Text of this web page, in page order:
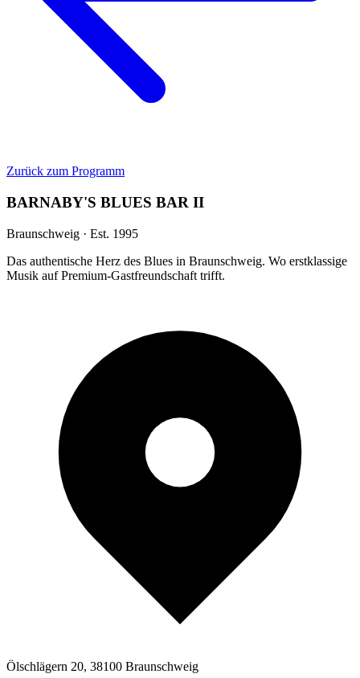
Zurück zum Programm
BARNABY'S BLUES BAR II
Braunschweig · Est. 1995
Das authentische Herz des Blues in Braunschweig. Wo erstklassige
Musik auf Premium-Gastfreundschaft trifft.
Ölschlägern 20, 38100 Braunschweig